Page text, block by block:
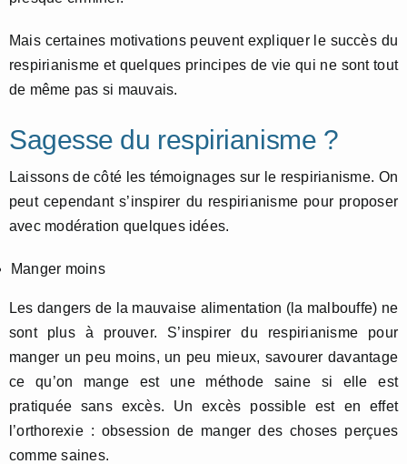
Mais certaines motivations peuvent expliquer le succès du
respirianisme et quelques principes de vie qui ne sont tout
de même pas si mauvais.
Sagesse du respirianisme ?
Laissons de côté les témoignages sur le respirianisme. On
peut cependant s’inspirer du respirianisme pour proposer
avec modération quelques idées.
Manger moins
Les dangers de la mauvaise alimentation (la malbouffe) ne
sont plus à prouver. S’inspirer du respirianisme pour
manger un peu moins, un peu mieux, savourer davantage
ce qu’on mange est une méthode saine si elle est
pratiquée sans excès. Un excès possible est en effet
l’orthorexie : obsession de manger des choses perçues
comme saines.